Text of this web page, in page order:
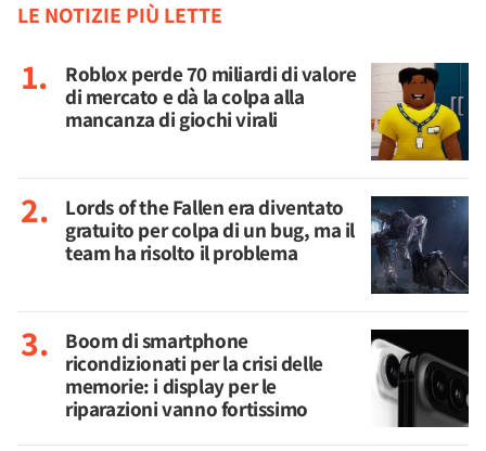
LE NOTIZIE PIÙ LETTE
Roblox perde 70 miliardi di valore
di mercato e dà la colpa alla
mancanza di giochi virali
Lords of the Fallen era diventato
gratuito per colpa di un bug, ma il
team ha risolto il problema
Boom di smartphone
ricondizionati per la crisi delle
memorie: i display per le
riparazioni vanno fortissimo